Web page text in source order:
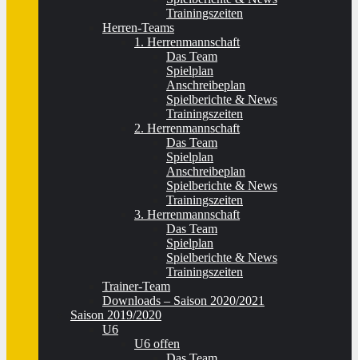
Trainingszeiten
Herren-Teams
1. Herrenmannschaft
Das Team
Spielplan
Anschreibeplan
Spielberichte & News
Trainingszeiten
2. Herrenmannschaft
Das Team
Spielplan
Anschreibeplan
Spielberichte & News
Trainingszeiten
3. Herrenmannschaft
Das Team
Spielplan
Spielberichte & News
Trainingszeiten
Trainer-Team
Downloads – Saison 2020/2021
Saison 2019/2020
U6
U6 offen